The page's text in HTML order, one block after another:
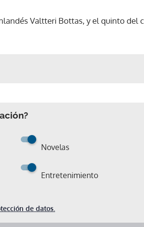
Valtteri Bottas, y el quinto del
Novelas
Entretenimiento
de datos.